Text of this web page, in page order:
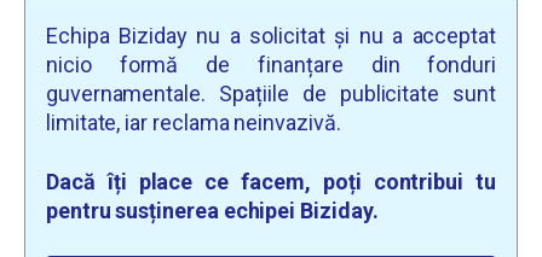
Echipa Biziday nu a solicitat și nu a acceptat
nicio formă de finanțare din fonduri
guvernamentale. Spațiile de publicitate sunt
limitate, iar reclama neinvazivă.
Dacă îți place ce facem, poți contribui tu
pentru susținerea echipei Biziday.